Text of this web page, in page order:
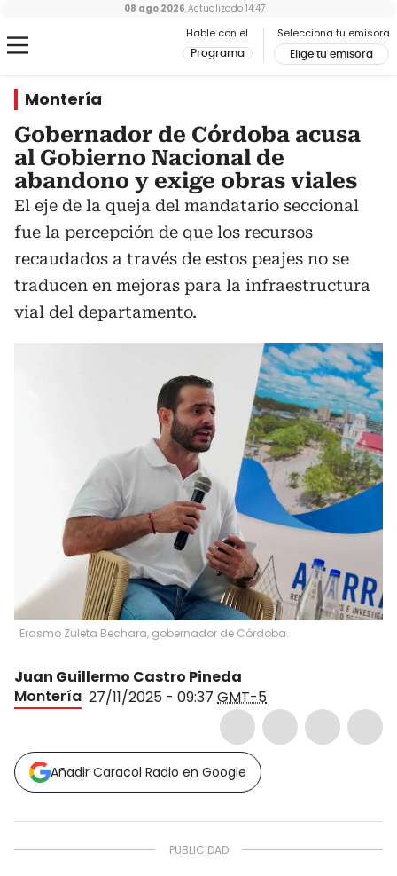
Hable con el
Programa
Selecciona tu emisora
Elige tu emisora
08 ago 2026 Actualizado 14:47
Montería
Gobernador de Córdoba acusa
al Gobierno Nacional de
abandono y exige obras viales
El eje de la queja del mandatario seccional
fue la percepción de que los recursos
recaudados a través de estos peajes no se
traducen en mejoras para la infraestructura
vial del departamento.
Erasmo Zuleta Bechara, gobernador de Córdoba.
Juan Guillermo Castro Pineda
Montería 27/11/2025 - 09:37 GMT-5
Añadir Caracol Radio en Google